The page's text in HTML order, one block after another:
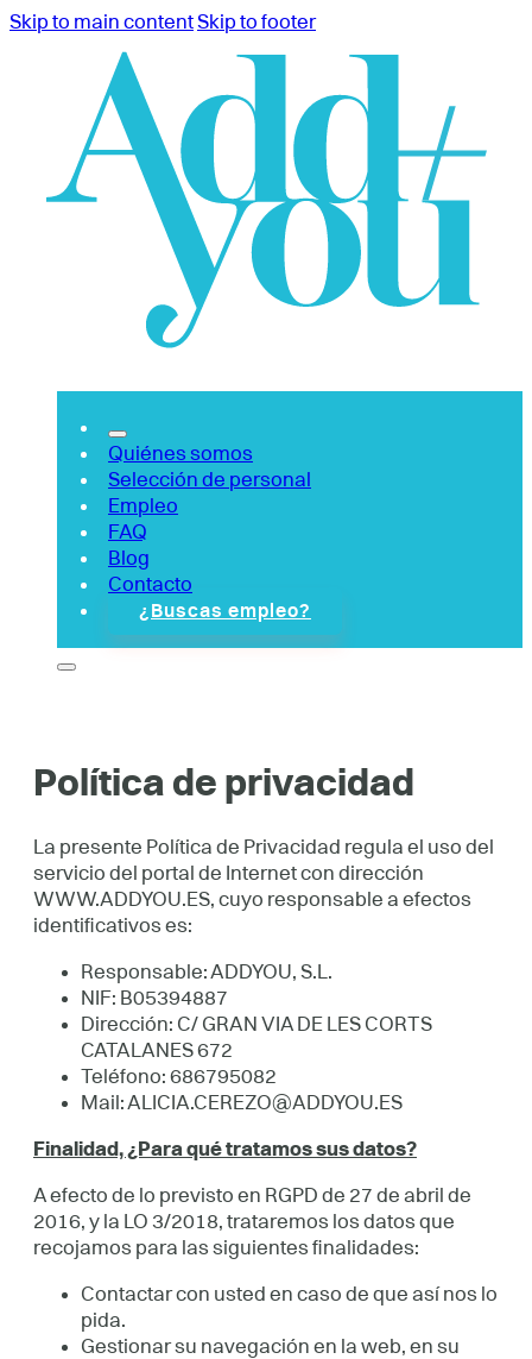
Skip to main contentSkip to footer
Quiénes somos
Selección de personal
Empleo
FAQ
Blog
Contacto
¿Buscas empleo?
Política de privacidad
La presente Política de Privacidad regula el uso del
servicio del portal de Internet con dirección
WWW.ADDYOU.ES, cuyo responsable a efectos
identificativos es:
Responsable: ADDYOU, S.L.
NIF: B05394887
Dirección: C/ GRAN VIA DE LES CORTS
CATALANES 672
Teléfono: 686795082
Mail: ALICIA.CEREZO@ADDYOU.ES
Finalidad, ¿Para qué tratamos sus datos?
A efecto de lo previsto en RGPD de 27 de abril de
2016, y la LO 3/2018, trataremos los datos que
recojamos para las siguientes finalidades:
Contactar con usted en caso de que así nos lo
pida.
Gestionar su navegación en la web, en su